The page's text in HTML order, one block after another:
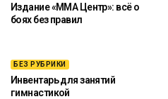
Издание «ММА Центр»: всё о
боях без правил
БЕЗ РУБРИКИ
Инвентарь для занятий
гимнастикой